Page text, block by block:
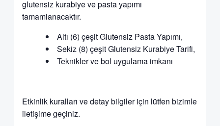
glutensiz kurabiye ve pasta yapımı
tamamlanacaktır.
Altı (6) çeşit Glutensiz Pasta Yapımı,
Sekiz (8) çeşit Glutensiz Kurabiye Tarifi,
Teknikler ve bol uygulama imkanı
Etkinlik kuralları ve detay bilgiler için lütfen bizimle
iletişime geçiniz.